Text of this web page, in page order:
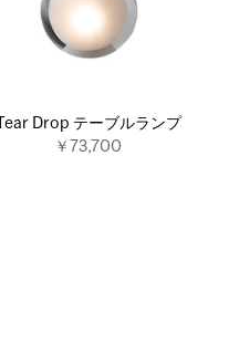
Tear Drop テーブルランプ
￥73,700